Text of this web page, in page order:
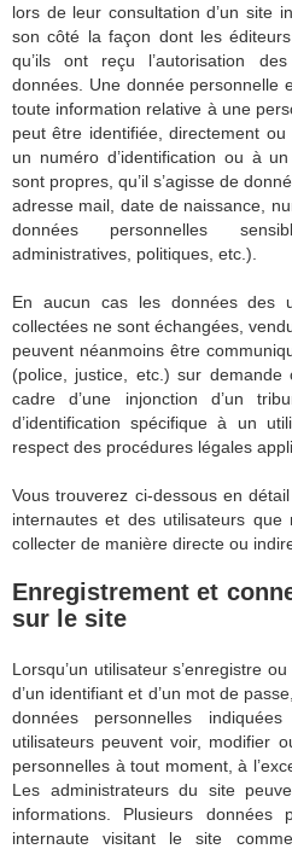
lors de leur consultation d’un site
son côté la façon dont les
qu’ils ont reçu l’autorisation
données. Une donnée personnelle
toute information relative à une
peut être identifiée, directement
un numéro d’identification ou à
sont propres, qu’il s’agisse de
adresse mail, date de naissance,
données personnelles
administratives, politiques, etc.).
En aucun cas les données des
collectées ne sont échangées,
peuvent néanmoins être
(police, justice, etc.) sur
cadre d’une injonction d’un
d’identification spécifique à un
respect des procédures légales
Vous trouverez ci-dessous en
internautes et des utilisateurs que
collecter de manière directe ou
Enregistrement et
sur le site
Lorsqu’un utilisateur s’enregistre
d’un identifiant et d’un mot de
données personnelles
utilisateurs peuvent voir, modifier
personnelles à tout moment, à
Les administrateurs du site
informations. Plusieurs données
internaute visitant le site